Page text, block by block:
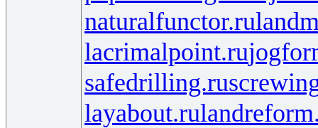
naturalfunctor.ru
lacrimalpoint.ru
safedrilling.ru
layabout.ru